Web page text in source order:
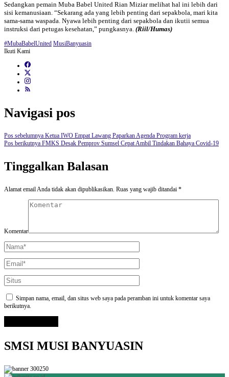
Sedangkan pemain Muba Babel United Rian Miziar melihat hal ini lebih dari
sisi kemanusiaan. “Sekarang ada yang lebih penting dari sepakbola, mari kita
sama-sama waspada. Nyawa lebih penting dari sepakbola dan ikutii semua
instruksi dari petugas kesehatan,” pungkasnya. (Riil/Humas)
#MubaBabelUnited MusiBanyuasin
Ikuti Kami
Navigasi pos
Pos sebelumnya Ketua IWO Empat Lawang Paparkan Agenda Program kerja
Pos berikutnya FMKS Desak Pemprov Sumsel Cepat Ambil Tindakan Bahaya Covid-19
Tinggalkan Balasan
Alamat email Anda tidak akan dipublikasikan. Ruas yang wajib ditandai *
Komentar
Simpan nama, email, dan situs web saya pada peramban ini untuk komentar saya
berikutnya.
SMSI MUSI BANYUASIN